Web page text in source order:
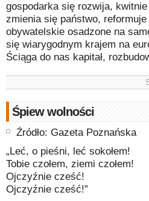
gospodarka się rozwija,
zmienia się państwo,
obywatelskie osadzone na
się wiarygodnym krajem na
Ściąga do nas kapitał,
Śpiew wolności
Źródło: Gazeta Poznańska
„Leć, o pieśni, leć sokołem!
Tobie czołem, ziemi czołem!
Ojczyźnie cześć!
Ojczyźnie cześć!”